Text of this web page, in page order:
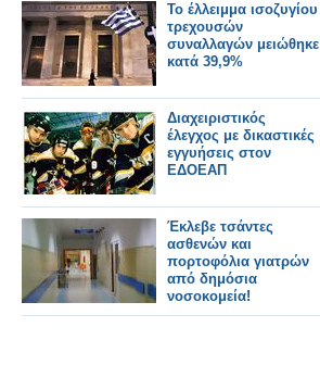
Το έλλειμμα ισοζυγίου
τρεχουσών
συναλλαγών μειώθηκε
κατά 39,9%
Διαχειριστικός
έλεγχος με δικαστικές
εγγυήσεις στον
ΕΔΟΕΑΠ
Έκλεβε τσάντες
ασθενών και
πορτοφόλια γιατρών
από δημόσια
νοσοκομεία!